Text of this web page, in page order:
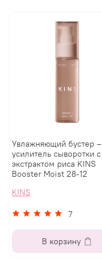
Увлажняющий бустер –
усилитель сыворотки с
экстрактом риса KINS
Booster Moist 28-12
KINS
7
В корзину